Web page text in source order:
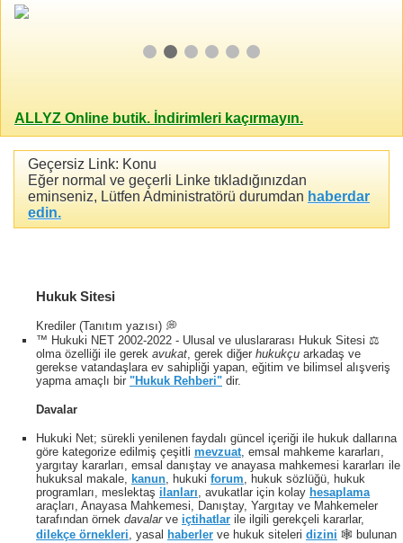
ALLYZ Online butik. İndirimleri kaçırmayın.
Geçersiz Link: Konu
Eğer normal ve geçerli Linke tıkladığınızdan
eminseniz, Lütfen Administratörü durumdan haberdar
edin.
Hukuk Sitesi
Krediler (Tanıtım yazısı) 💭
™ Hukuki NET 2002-2022 - Ulusal ve uluslararası Hukuk Sitesi ⚖️
olma özelliği ile gerek avukat , gerek diğer hukukçu arkadaş ve
gerekse vatandaşlara ev sahipliği yapan, eğitim ve bilimsel alışveriş
yapma amaçlı bir "Hukuk Rehberi" dir.
Davalar
Hukuki Net; sürekli yenilenen faydalı güncel içeriği ile hukuk dallarına
göre kategorize edilmiş çeşitli mevzuat, emsal mahkeme kararları,
yargıtay kararları, emsal danıştay ve anayasa mahkemesi kararları ile
hukuksal makale, kanun, hukuki forum, hukuk sözlüğü, hukuk
programları, meslektaş ilanları, avukatlar için kolay hesaplama
araçları, Anayasa Mahkemesi, Danıştay, Yargıtay ve Mahkemeler
tarafından örnek davalarve içtihatlar ile ilgili gerekçeli kararlar,
dilekçe örnekleri, yasal haberler ve hukuk siteleri dizini 🕸 bulunan